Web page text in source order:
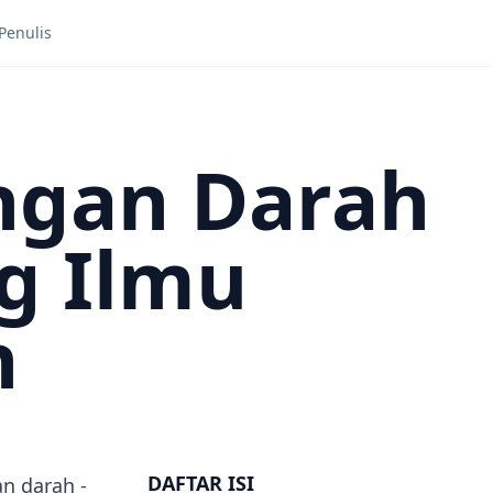
Darah
Ilmu
darah -
DAFTAR ISI